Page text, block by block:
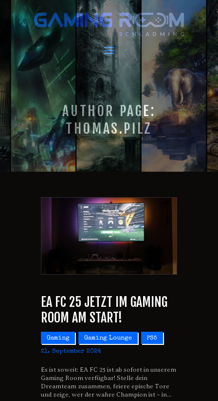
AUTHOR PAGE:
THOMAS.PILZ
GAMING ROOM SCHLADMING
VR Escape Room / Multiplayer Gaming
HOME
AKTUELLES
VIRTUAL REALITY
GAMING
GUTSCHEINE
BOOKING
EVENTS
RECARO GAMING
THIS IS US
EA FC 25 JETZT IM GAMING
ROOM AM START!
Gaming Gaming Lounge PS5
21. September 2024
Es ist soweit: EA FC 25 ist ab sofort in unserem
Gaming Room verfügbar! Stelle dein
Dreamteam zusammen, feiere epische Tore
und zeige, wer der wahre Champion ist – in…